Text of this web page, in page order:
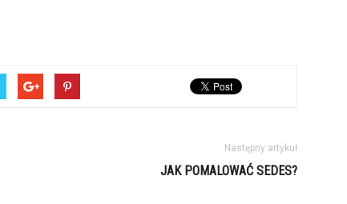
Następny artykuł
JAK POMALOWAĆ SEDES?